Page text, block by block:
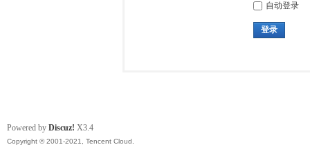
自动登录
登录
Powered by Discuz! X3.4
Copyright © 2001-2021, Tencent Cloud.